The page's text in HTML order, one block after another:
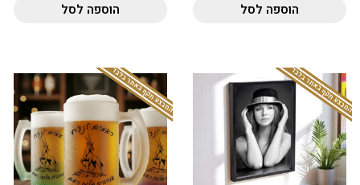
הוספה לסל הוספה לסל
המבצע תקף באתר בלבד המבצע תקף באתר בלבד